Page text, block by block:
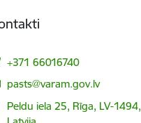
+371 66016740
E-pasts:
pasts@varam.gov.lv
Peldu iela 25, Rīga, LV-1494,